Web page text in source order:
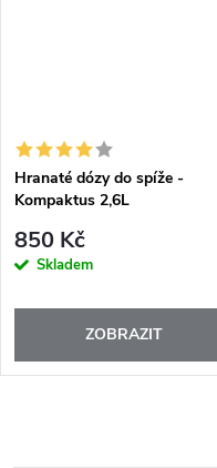
Hranaté dózy do spíže -
Kompaktus 2,6L
850 Kč
Skladem
ZOBRAZIT